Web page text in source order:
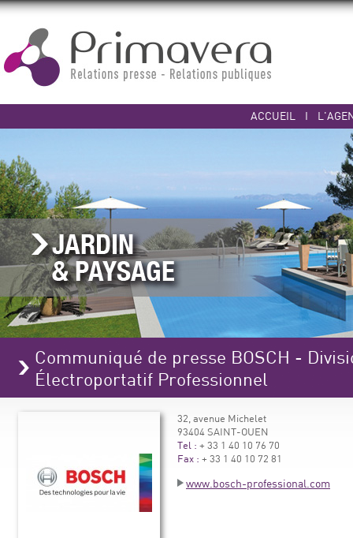
ACCUEIL I
Communiqué de presse BOSCH -
Électroportatif Professionnel
32, avenue Michelet
93404 SAINT-OUEN
Tel : + 33 1 40 10 76 70
Fax : + 33 1 40 10 72 81
www.bosch-professional.com